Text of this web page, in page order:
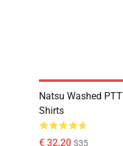
Natsu Washed
Shirts
€ 32,20 $35